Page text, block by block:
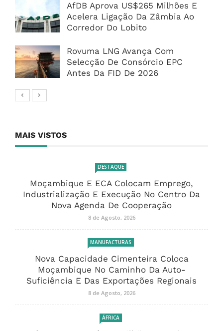
AfDB Aprova US$265 Milhões E
Acelera Ligação Da Zâmbia Ao
Corredor Do Lobito
Rovuma LNG Avança Com
Selecção De Consórcio EPC
Antes Da FID De 2026
MAIS VISTOS
DESTAQUE
Moçambique E ECA Colocam Emprego,
Industrialização E Execução No Centro Da
Nova Agenda De Cooperação
8 de Agosto, 2026
MANUFACTURAS
Nova Capacidade Cimenteira Coloca
Moçambique No Caminho Da Auto-
Suficiência E Das Exportações Regionais
8 de Agosto, 2026
ÁFRICA